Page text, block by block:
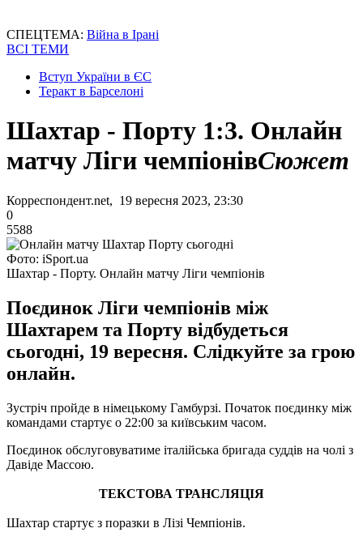
СПЕЦТЕМА: Війна в Ірані
ВСІ ТЕМИ
Вступ України в ЄС
Теракт в Барселоні
Шахтар - Порту 1:3. Онлайн
матчу Ліги чемпіонівСюжет
Корреспондент.net, 19 вересня 2023, 23:30
0
5588
Фото: iSport.ua
Шахтар - Порту. Онлайн матчу Ліги чемпіонів
Поєдинок Ліги чемпіонів між
Шахтарем та Порту відбудеться
сьогодні, 19 вересня. Слідкуйте за грою
онлайн.
Зустріч пройде в німецькому Гамбурзі. Початок поєдинку між
командами стартує о 22:00 за київським часом.
Поєдинок обслуговуватиме італійська бригада суддів на чолі з
Давіде Массою.
ТЕКСТОВА ТРАНСЛЯЦІЯ
Шахтар стартує з поразки в Лізі Чемпіонів.